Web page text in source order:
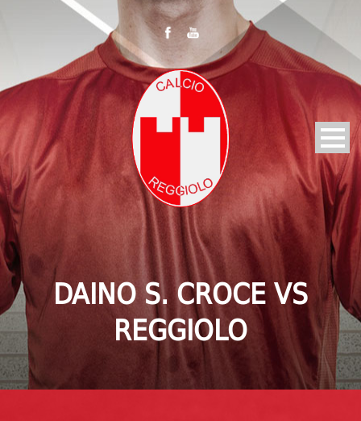
DAINO S. CROCE VS
REGGIOLO